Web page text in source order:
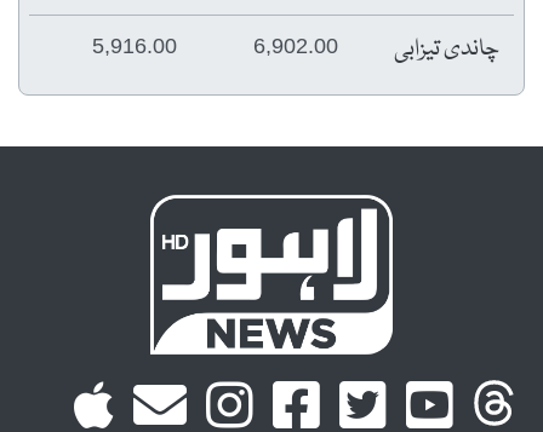
چاندی تیزابی 6,902.00
5,916.00